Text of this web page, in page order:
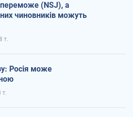
(NSJ), а
чиновників можуть
т.
Росія може
т.